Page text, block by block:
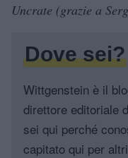
Uncrate (grazie a
Dove sei?
Wittgenstein è il
direttore editoriale
sei qui perché
capitato qui per